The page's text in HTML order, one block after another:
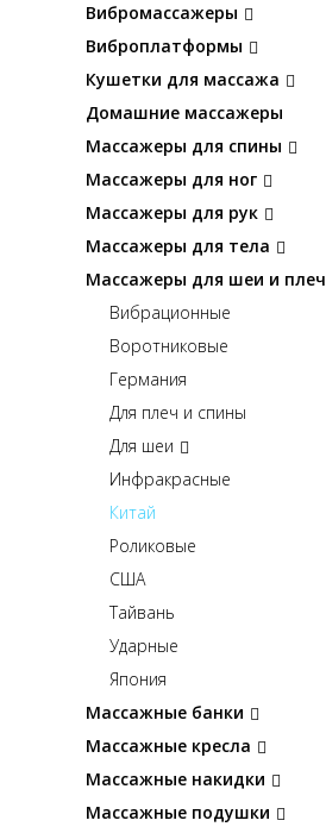
Вибромассажеры
Виброплатформы
Кушетки для массажа
Домашние массажеры
Массажеры для спины
Массажеры для ног
Массажеры для рук
Массажеры для тела
Массажеры для шеи и плеч
Вибрационные
Воротниковые
Германия
Для плеч и спины
Для шеи
Инфракрасные
Китай
Роликовые
США
Тайвань
Ударные
Япония
Массажные банки
Массажные кресла
Массажные накидки
Массажные подушки